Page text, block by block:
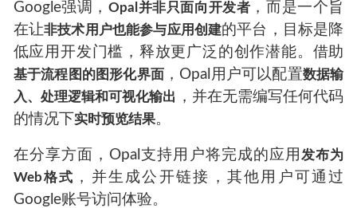
Google强调，Opal并非只面向开发者 ，而是一个旨
在让非技术用户也能参与应用创建的平台，目标是降
低应用开发门槛，释放更广泛的创作潜能。借助
基于流程图的图形化界面 ，Opal用户可以配置数据输
入、处理逻辑和可视化输出
，并在无需编写任何代码
的情况下 实时预览结果。
在分享方面，Opal支持用户将完成的应用发布为
Web格式
，并生成公开链接，其他用户可通过
Google账号访问体验。